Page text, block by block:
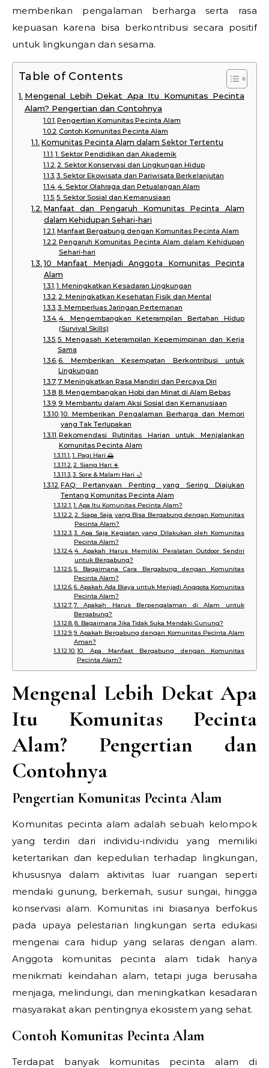
memberikan pengalaman berharga serta rasa
kepuasan karena bisa berkontribusi secara positif
untuk lingkungan dan sesama.
Table of Contents
Mengenal Lebih Dekat Apa Itu Komunitas Pecinta
Alam? Pengertian dan Contohnya
Pengertian Komunitas Pecinta Alam
Contoh Komunitas Pecinta Alam
Komunitas Pecinta Alam dalam Sektor Tertentu
1. Sektor Pendidikan dan Akademik
2. Sektor Konservasi dan Lingkungan Hidup
3. Sektor Ekowisata dan Pariwisata Berkelanjutan
4. Sektor Olahraga dan Petualangan Alam
5. Sektor Sosial dan Kemanusiaan
Manfaat dan Pengaruh Komunitas Pecinta Alam
dalam Kehidupan Sehari-hari
Manfaat Bergabung dengan Komunitas Pecinta Alam
Pengaruh Komunitas Pecinta Alam dalam Kehidupan
Sehari-hari
10 Manfaat Menjadi Anggota Komunitas Pecinta
Alam
1. Meningkatkan Kesadaran Lingkungan
2. Meningkatkan Kesehatan Fisik dan Mental
3. Memperluas Jaringan Pertemanan
4. Mengembangkan Keterampilan Bertahan Hidup
(Survival Skills)
5. Mengasah Keterampilan Kepemimpinan dan Kerja
Sama
6. Memberikan Kesempatan Berkontribusi untuk
Lingkungan
7. Meningkatkan Rasa Mandiri dan Percaya Diri
8. Mengembangkan Hobi dan Minat di Alam Bebas
9. Membantu dalam Aksi Sosial dan Kemanusiaan
10. Memberikan Pengalaman Berharga dan Memori
yang Tak Terlupakan
Rekomendasi Rutinitas Harian untuk Menjalankan
Komunitas Pecinta Alam
1. Pagi Hari 🌅
2. Siang Hari ☀️
3. Sore & Malam Hari 🌙
FAQ: Pertanyaan Penting yang Sering Diajukan
Tentang Komunitas Pecinta Alam
1. Apa Itu Komunitas Pecinta Alam?
2. Siapa Saja yang Bisa Bergabung dengan Komunitas
Pecinta Alam?
3. Apa Saja Kegiatan yang Dilakukan oleh Komunitas
Pecinta Alam?
4. Apakah Harus Memiliki Peralatan Outdoor Sendiri
untuk Bergabung?
5. Bagaimana Cara Bergabung dengan Komunitas
Pecinta Alam?
6. Apakah Ada Biaya untuk Menjadi Anggota Komunitas
Pecinta Alam?
7. Apakah Harus Berpengalaman di Alam untuk
Bergabung?
8. Bagaimana Jika Tidak Suka Mendaki Gunung?
9. Apakah Bergabung dengan Komunitas Pecinta Alam
Aman?
10. Apa Manfaat Bergabung dengan Komunitas
Pecinta Alam?
Mengenal Lebih Dekat Apa
Itu Komunitas Pecinta
Alam? Pengertian dan
Contohnya
Pengertian Komunitas Pecinta Alam
Komunitas pecinta alam adalah sebuah kelompok
yang terdiri dari individu-individu yang memiliki
ketertarikan dan kepedulian terhadap lingkungan,
khususnya dalam aktivitas luar ruangan seperti
mendaki gunung, berkemah, susur sungai, hingga
konservasi alam. Komunitas ini biasanya berfokus
pada upaya pelestarian lingkungan serta edukasi
mengenai cara hidup yang selaras dengan alam.
Anggota komunitas pecinta alam tidak hanya
menikmati keindahan alam, tetapi juga berusaha
menjaga, melindungi, dan meningkatkan kesadaran
masyarakat akan pentingnya ekosistem yang sehat.
Contoh Komunitas Pecinta Alam
Terdapat banyak komunitas pecinta alam di